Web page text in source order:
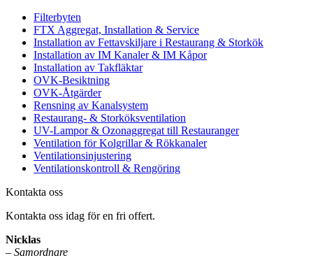
Filterbyten
FTX Aggregat, Installation & Service
Installation av Fettavskiljare i Restaurang & Storkök
Installation av IM Kanaler & IM Kåpor
Installation av Takfläktar
OVK-Besiktning
OVK-Åtgärder
Rensning av Kanalsystem
Restaurang- & Storköksventilation
UV-Lampor & Ozonaggregat till Restauranger
Ventilation för Kolgrillar & Rökkanaler
Ventilationsinjustering
Ventilationskontroll & Rengöring
Kontakta oss
Kontakta oss idag för en fri offert.
Nicklas
– Samordnare